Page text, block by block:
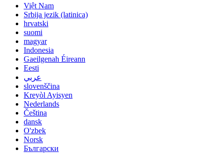
Việt Nam
Srbija jezik (latinica)
hrvatski
suomi
magyar
Indonesia
Gaeilgenah Éireann
Eesti
عربي
slovenščina
Kreyòl Ayisyen
Nederlands
Čeština
dansk
O'zbek
Norsk
Български